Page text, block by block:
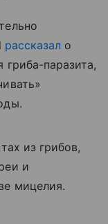
рассказал о
паразита,
из грибов,
и
мицелия.